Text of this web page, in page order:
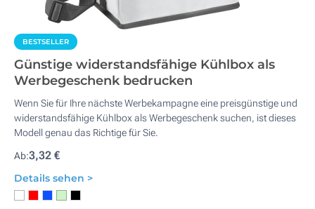
BESTSELLER
Günstige widerstandsfähige Kühlbox als
Werbegeschenk bedrucken
Wenn Sie für Ihre nächste Werbekampagne eine preisgünstige und
widerstandsfähige Kühlbox als Werbegeschenk suchen, ist dieses
Modell genau das Richtige für Sie.
Ab:3,32 €
Details sehen >